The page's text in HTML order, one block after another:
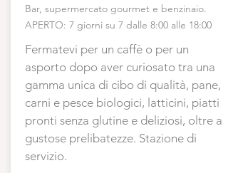
Bar, supermercato gourmet e benzinaio.
APERTO: 7 giorni su 7 dalle 8:00 alle 18:00
Fermatevi per un caffè o per un
asporto dopo aver curiosato tra una
gamma unica di cibo di qualità, pane,
carni e pesce biologici, latticini, piatti
pronti senza glutine e deliziosi, oltre a
gustose prelibatezze. Stazione di
servizio.